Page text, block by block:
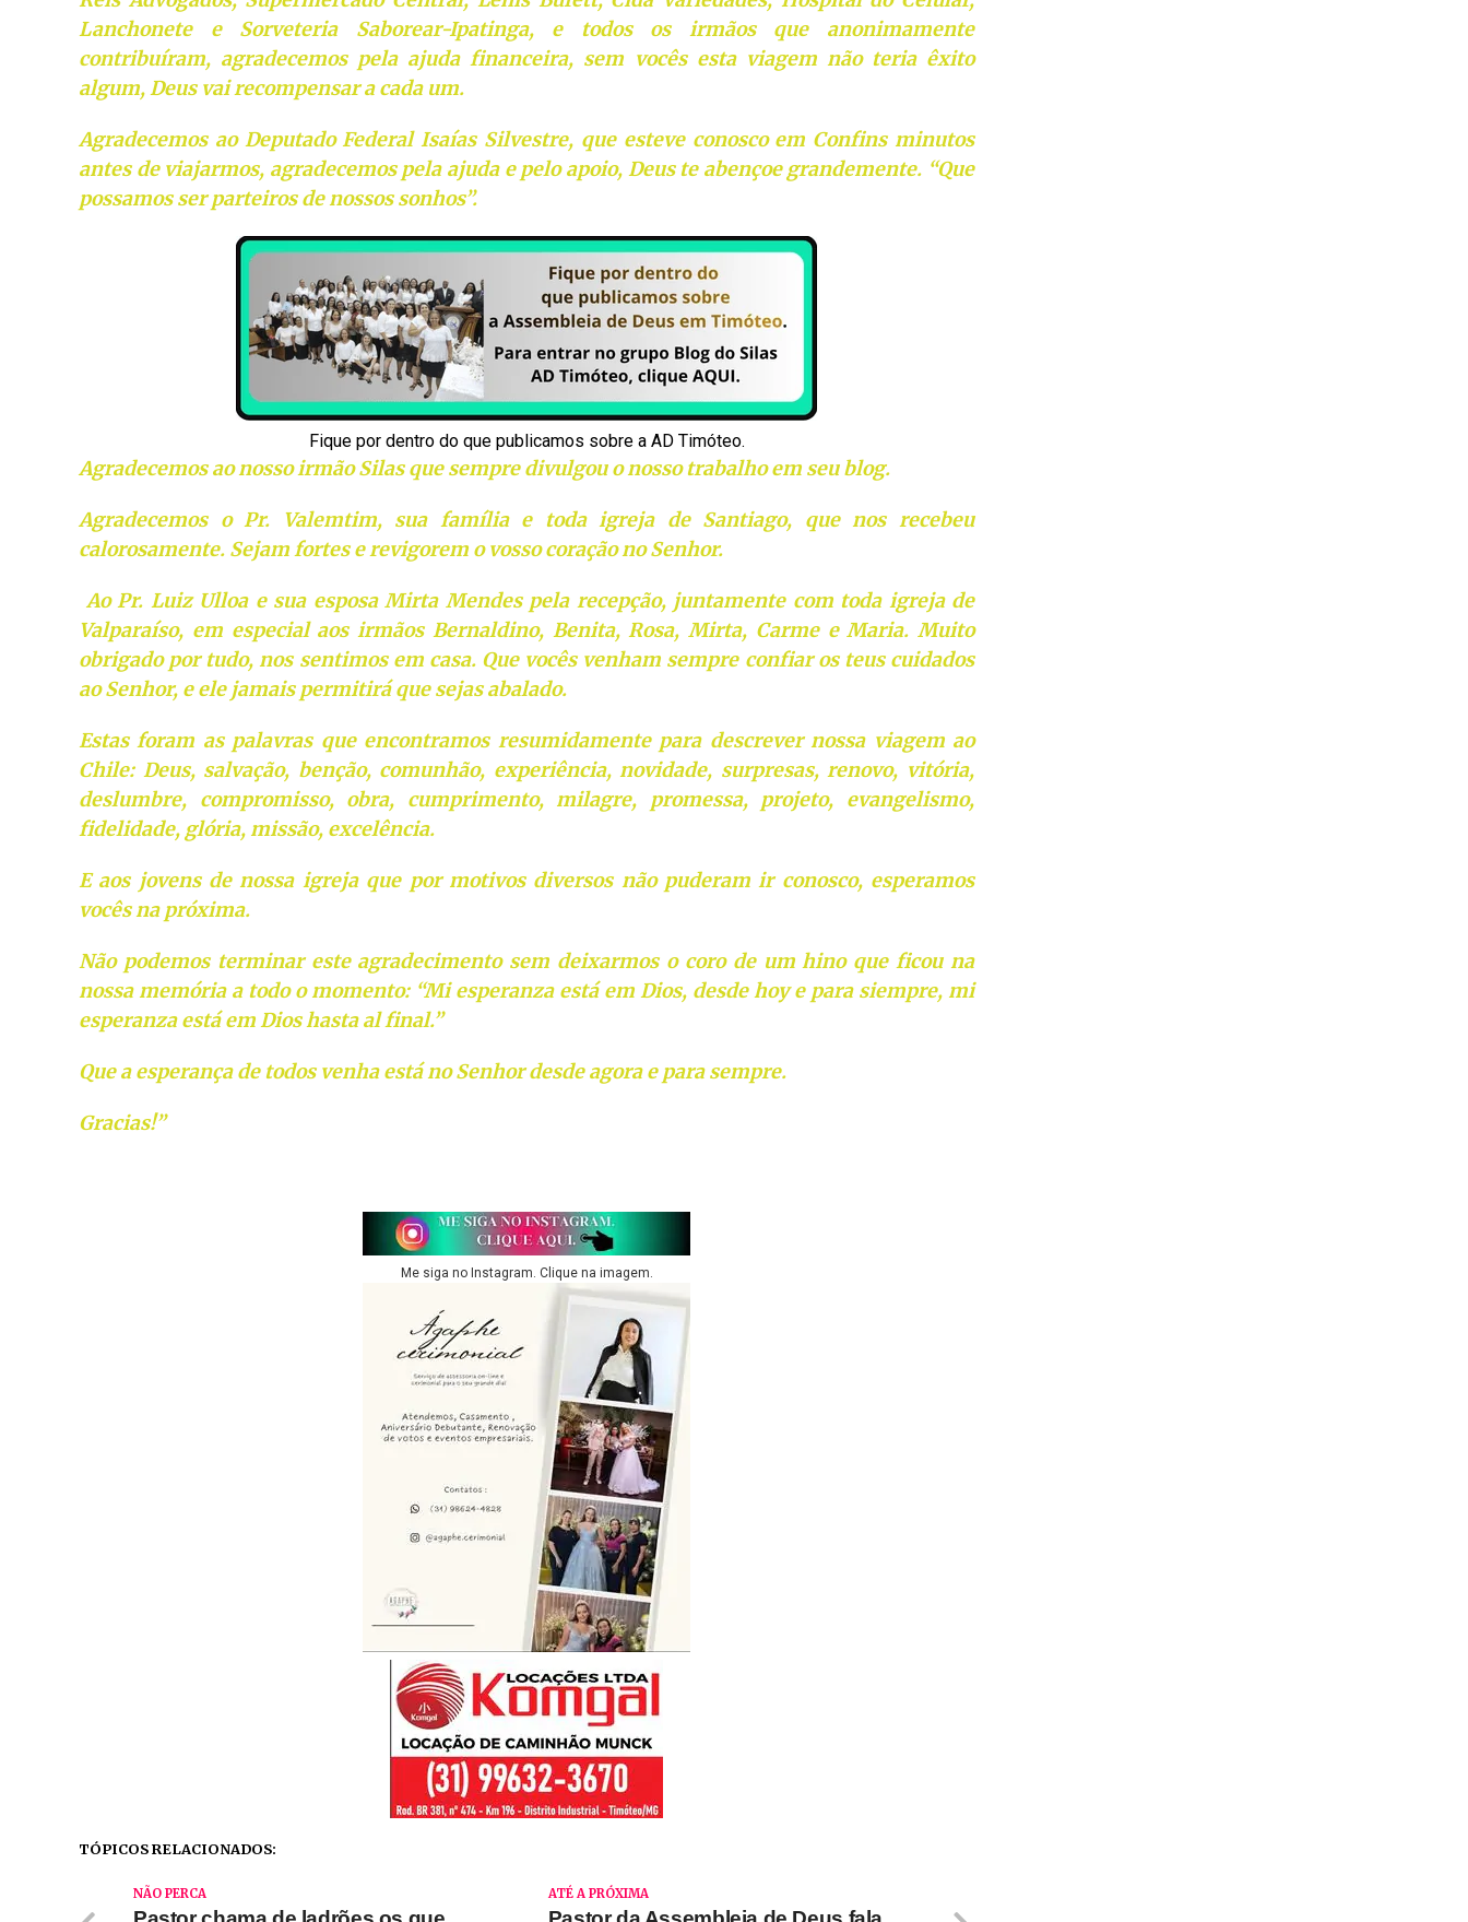
Lanchonete e Sorveteria Saborear-Ipatinga, e todos os irmãos que anonimamente
contribuíram, agradecemos pela ajuda financeira, sem vocês esta viagem não teria êxito
algum, Deus vai recompensar a cada um.
Agradecemos ao Deputado Federal Isaías Silvestre, que esteve conosco em Confins minutos
antes de viajarmos, agradecemos pela ajuda e pelo apoio, Deus te abençoe grandemente. “Que
possamos ser parteiros de nossos sonhos”.
Fique por dentro do que publicamos sobre a AD Timóteo.
Agradecemos ao nosso irmão Silas que sempre divulgou o nosso trabalho em seu blog.
Agradecemos o Pr. Valemtim, sua família e toda igreja de Santiago, que nos recebeu
calorosamente. Sejam fortes e revigorem o vosso coração no Senhor.
Ao Pr. Luiz Ulloa e sua esposa Mirta Mendes pela recepção, juntamente com toda igreja de
Valparaíso, em especial aos irmãos Bernaldino, Benita, Rosa, Mirta, Carme e Maria. Muito
obrigado por tudo, nos sentimos em casa. Que vocês venham sempre confiar os teus cuidados
ao Senhor, e ele jamais permitirá que sejas abalado.
Estas foram as palavras que encontramos resumidamente para descrever nossa viagem ao
Chile: Deus, salvação, benção, comunhão, experiência, novidade, surpresas, renovo, vitória,
deslumbre, compromisso, obra, cumprimento, milagre, promessa, projeto, evangelismo,
fidelidade, glória, missão, excelência.
E aos jovens de nossa igreja que por motivos diversos não puderam ir conosco, esperamos
vocês na próxima.
Não podemos terminar este agradecimento sem deixarmos o coro de um hino que ficou na
nossa memória a todo o momento: “Mi esperanza está em Dios, desde hoy e para siempre, mi
esperanza está em Dios hasta al final.”
Que a esperança de todos venha está no Senhor desde agora e para sempre.
Gracias!”
Me siga no Instagram. Clique na imagem.
TÓPICOS RELACIONADOS:
ATÉ A PRÓXIMA
NÃO PERCA